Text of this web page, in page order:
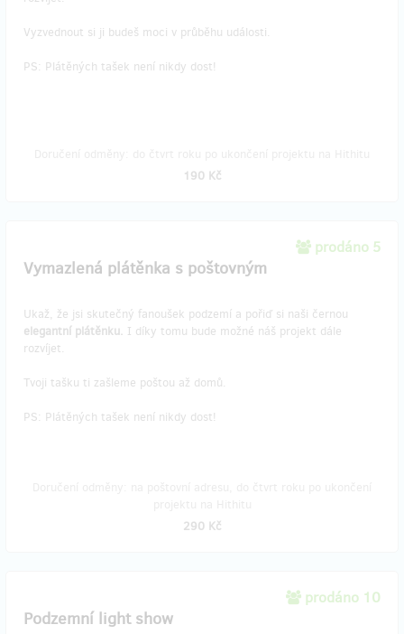
Vyzvednout si ji budeš moci v průběhu události.
PS: Plátěných tašek není nikdy dost!
190 Kč
prodáno 5
Vymazlená plátěnka s poštovným
Ukaž, že jsi skutečný fanoušek podzemí a pořiď si naši černou
elegantní plátěnku. I díky tomu bude možné náš projekt dále
rozvíjet.
Tvoji tašku ti zašleme poštou až domů.
PS: Plátěných tašek není nikdy dost!
290 Kč
prodáno 10
Podzemní light show